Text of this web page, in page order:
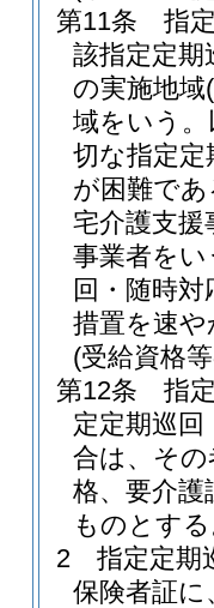
第11条
指
該指定定期
の実施地域
域をいう
切な指定定
が困難で
宅介護支援
事業者を
回・随時
措置を速
(受給資格
第12条
指
定定期巡
合は、そ
格、要介
ものとす
2
指定定期
保険者証に